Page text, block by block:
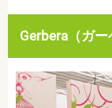
Gerbera（ガー